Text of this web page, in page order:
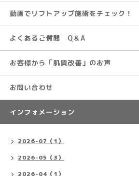
動画でリフトアップ施術をチェック！
よくあるご質問 Q＆A
お客様から「肌質改善」のお声
お問い合わせ
インフォメーション
2026-07（1）
2026-05（3）
2026-04（1）